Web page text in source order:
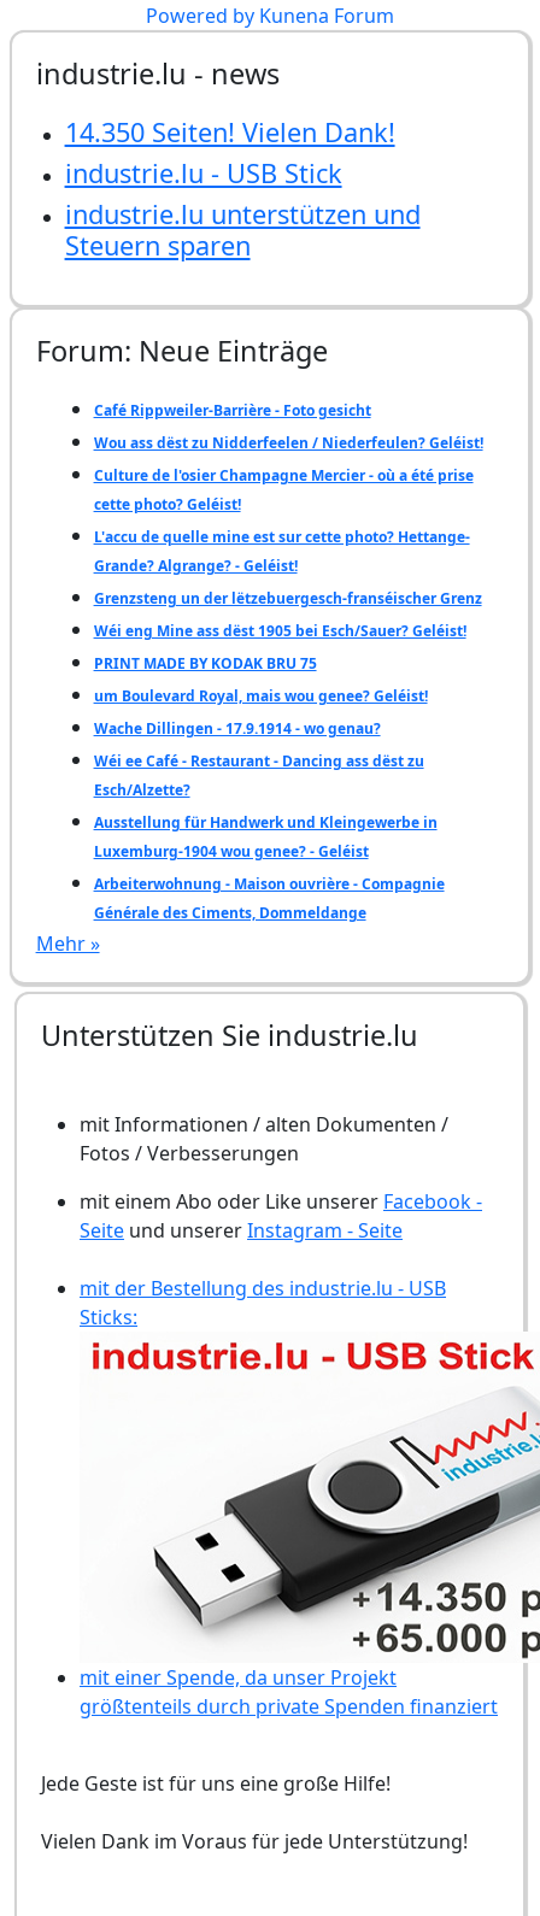
Powered by Kunena Forum
industrie.lu - news
14.350 Seiten! Vielen Dank!
industrie.lu - USB Stick
industrie.lu unterstützen und
Steuern sparen
Forum: Neue Einträge
Café Rippweiler-Barrière - Foto gesicht
Wou ass dëst zu Nidderfeelen / Niederfeulen? Geléist!
Culture de l'osier Champagne Mercier - où a été prise
cette photo? Geléist!
L'accu de quelle mine est sur cette photo? Hettange-
Grande? Algrange? - Geléist!
Grenzsteng un der lëtzebuergesch-franséischer Grenz
Wéi eng Mine ass dëst 1905 bei Esch/Sauer? Geléist!
PRINT MADE BY KODAK BRU 75
um Boulevard Royal, mais wou genee? Geléist!
Wache Dillingen - 17.9.1914 - wo genau?
Wéi ee Café - Restaurant - Dancing ass dëst zu
Esch/Alzette?
Ausstellung für Handwerk und Kleingewerbe in
Luxemburg-1904 wou genee? - Geléist
Arbeiterwohnung - Maison ouvrière - Compagnie
Générale des Ciments, Dommeldange
Mehr »
Unterstützen Sie industrie.lu
mit Informationen / alten Dokumenten /
Fotos / Verbesserungen
mit einem Abo oder Like unserer Facebook -
Seite und unsererInstagram - Seite
mit der Bestellung des industrie.lu - USB
Sticks:
mit einer Spende, da unser Projekt
größtenteils durch private Spenden finanziert
Jede Geste ist für uns eine große Hilfe!
Vielen Dank im Voraus für jede Unterstützung!